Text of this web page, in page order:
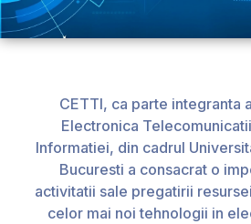
CETTI, ca parte integranta
Electronica
Informatiei, din cadrul
Bucuresti a consacrat o
activitatii sale pregatirii
celor mai noi tehnologii in